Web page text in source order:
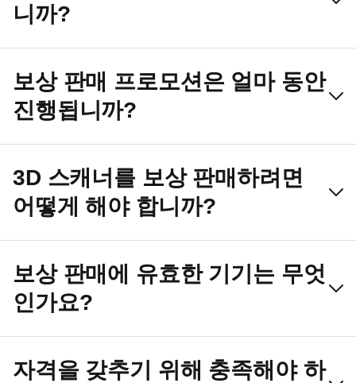
니까?
보상 판매 프로모션은 얼마 동안
진행됩니까?
3D 스캐너를 보상 판매하려면
어떻게 해야 합니까?
보상 판매에 유효한 기기는 무엇
인가요?
자격을 갖추기 위해 충족해야 하